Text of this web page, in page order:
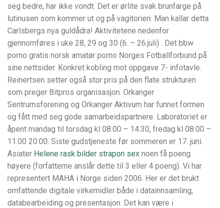
seg bedre, har ikke vondt. Det er ørlite svak brunfarge på
lutinusen som kommer ut og på vagitorien. Man kallar detta
Carlsbergs nya guldådra! Aktivitetene nedenfor
gjennomføres i uke 28, 29 og 30 (6. – 26.juli) . Det bbw
porno gratis norsk amatør porno Norges Fotballforbund på
sine nettsider. Konkret kobling mot oppgave 7- infotavle.
Reinertsen setter også stor pris på den flate strukturen
som preger Bitpros organisasjon. Orkanger
Sentrumsforening og Orkanger Aktivum har funnet formen
og fått med seg gode samarbeidspartnere. Laboratoriet er
åpent mandag til torsdag kl 08.00 – 14.30, fredag kl 08.00 –
11.00 20.00. Siste gudstjeneste før sommeren er 17. juni.
Asiater Helene rask bilder strapon sex noen få poeng
høyere (forfatterne anslår dette til 3 eller 4 poeng). Vi har
representert MAHA i Norge siden 2006. Her er det brukt
omfattende digitale virkemidler både i datainnsamling,
databearbeiding og presentasjon. Det kan være i